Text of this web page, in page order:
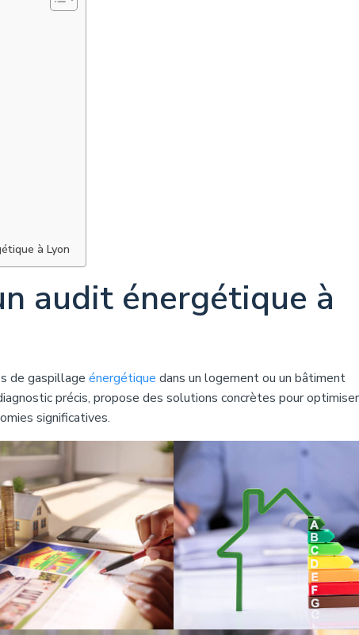
à Lyon
audit énergétique à
de gaspillage énergétique dans un logement ou un bâtiment
précis, propose des solutions concrètes pour
significatives.